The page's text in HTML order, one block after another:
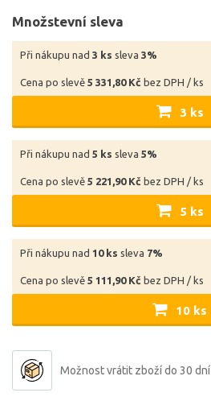
Množstevní sleva
Při nákupu nad 3 ks sleva 3%
Cena po slevě 5 331,80 Kč bez DPH / ks
3 ks
Při nákupu nad 5 ks sleva 5%
Cena po slevě 5 221,90 Kč bez DPH / ks
5 ks
Při nákupu nad 10 ks sleva 7%
Cena po slevě 5 111,90 Kč bez DPH / ks
10 ks
Možnost vrátit zboží do 30 dní